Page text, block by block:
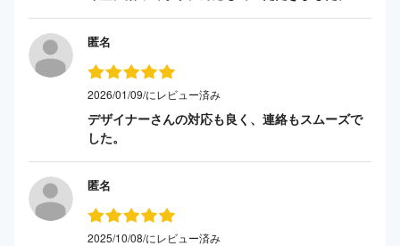
匿名
2026/01/09/にレビュー済み
デザイナーさんの対応も良く、連絡もスムーズで
した。
匿名
2025/10/08/にレビュー済み